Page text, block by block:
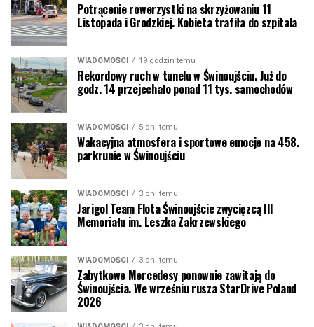
Potrącenie rowerzystki na skrzyżowaniu 11
Listopada i Grodzkiej. Kobieta trafiła do szpitala
WIADOMOŚCI 19 godzin temu
Rekordowy ruch w tunelu w Świnoujściu. Już do
godz. 14 przejechało ponad 11 tys. samochodów
WIADOMOŚCI 5 dni temu
Wakacyjna atmosfera i sportowe emocje na 458.
parkrunie w Świnoujściu
WIADOMOŚCI 3 dni temu
Jarigol Team Flota Świnoujście zwycięzcą III
Memoriału im. Leszka Zakrzewskiego
WIADOMOŚCI 3 dni temu
Zabytkowe Mercedesy ponownie zawitają do
Świnoujścia. We wrześniu rusza StarDrive Poland
2026